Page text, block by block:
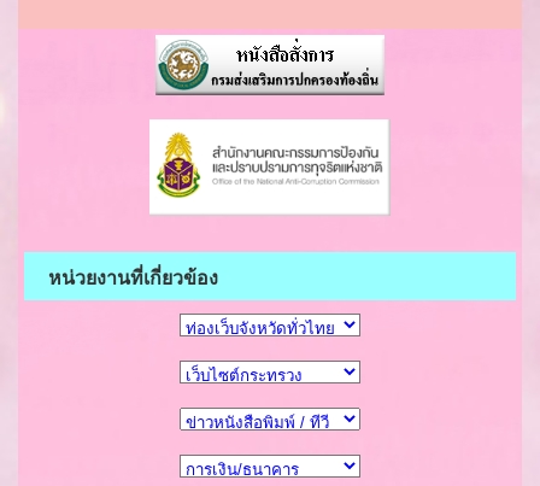
หน่วยงานที่เกี่ยวข้อง